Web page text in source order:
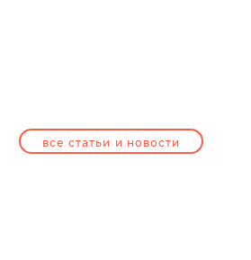
все статьи и новости